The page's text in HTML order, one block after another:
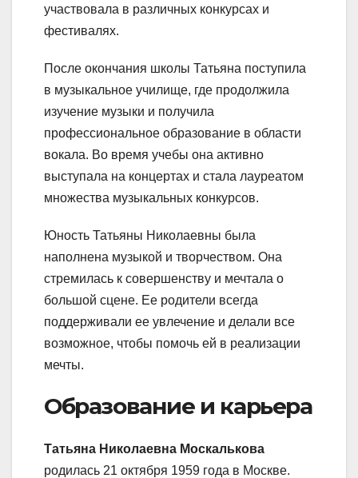
участвовала в различных конкурсах и
фестивалях.
После окончания школы Татьяна поступила
в музыкальное училище, где продолжила
изучение музыки и получила
профессиональное образование в области
вокала. Во время учебы она активно
выступала на концертах и стала лауреатом
множества музыкальных конкурсов.
Юность Татьяны Николаевны была
наполнена музыкой и творчеством. Она
стремилась к совершенству и мечтала о
большой сцене. Ее родители всегда
поддерживали ее увлечение и делали все
возможное, чтобы помочь ей в реализации
мечты.
Образование и карьера
Татьяна Николаевна Москалькова
родилась 21 октября 1959 года в Москве.